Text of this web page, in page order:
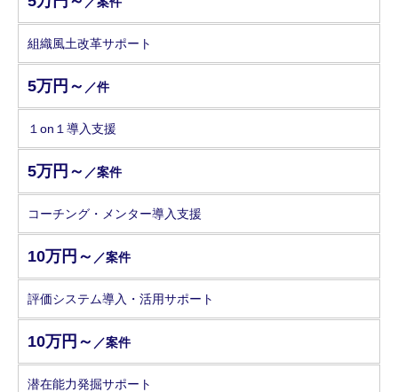
組織風土改革サポート
5万円～ ／件
１on１導入支援
5万円～ ／案件
コーチング・メンター導入支援
10万円～ ／案件
評価システム導入・活用サポート
10万円～ ／案件
潜在能力発掘サポート